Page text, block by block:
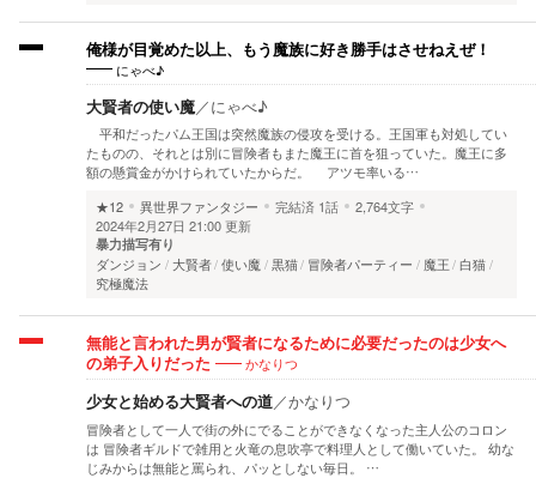
俺様が目覚めた以上、もう魔族に好き勝手はさせねえぜ！
にゃべ♪
大賢者の使い魔／にゃべ♪
平和だったパム王国は突然魔族の侵攻を受ける。王国軍も対処してい
たものの、それとは別に冒険者もまた魔王に首を狙っていた。魔王に多
額の懸賞金がかけられていたからだ。 アツモ率いる…
★12
異世界ファンタジー 完結済 1話
2,764文字
2024年2月27日 21:00 更新
暴力描写有り
ダンジョン 大賢者 使い魔 黒猫 冒険者パーティー 魔王 白猫
究極魔法
無能と言われた男が賢者になるために必要だったのは少女へ
の弟子入りだった
かなりつ
少女と始める大賢者への道／かなりつ
冒険者として一人で街の外にでることができなくなった主人公のコロン
は 冒険者ギルドで雑用と火竜の息吹亭で料理人として働いていた。 幼な
じみからは無能と罵られ、パッとしない毎日。 …